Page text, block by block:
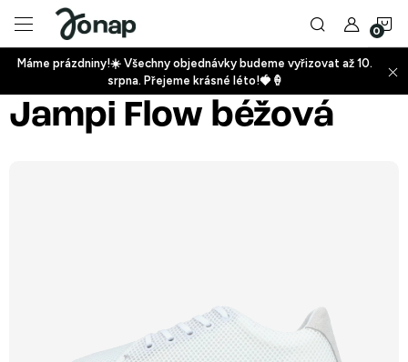
obsah
+
Máme prázdniny!☀️ Všechny objednávky budeme vyřizovat až 10.
srpna. Přejeme krásné léto!🍓🍦
Jampi Flow béžová